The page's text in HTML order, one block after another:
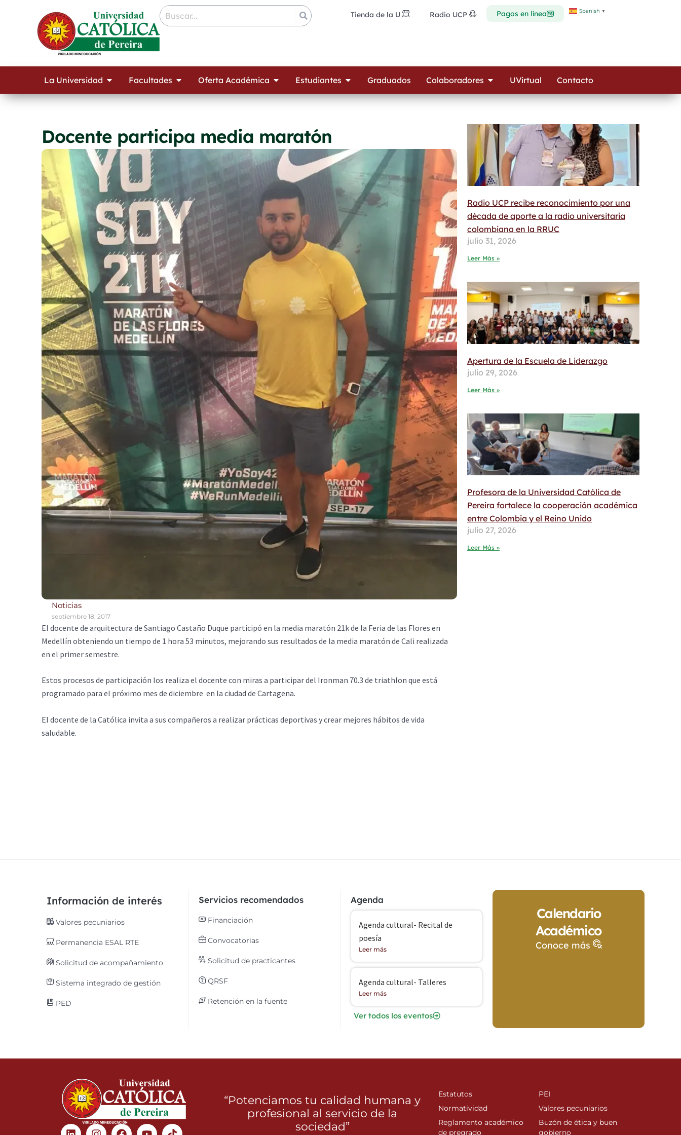
Tienda de la U Radio UCP Pagos en línea Spanish ▼
La Universidad Open La Universidad
Facultades Open Facultades
Oferta Académica Open Oferta Académica
Estudiantes Open Estudiantes
Graduados Colaboradores Open Colaboradores
UVirtual Contacto
Docente participa media maratón
Noticias
septiembre 18, 2017
El docente de arquitectura de Santiago Castaño Duque participó en la media maratón 21k de la Feria de las Flores en
Medellín obteniendo un tiempo de 1 hora 53 minutos, mejorando sus resultados de la media maratón de Cali realizada
en el primer semestre.
Estos procesos de participación los realiza el docente con miras a participar del Ironman 70.3 de triathlon que está
programado para el próximo mes de diciembre en la ciudad de Cartagena.
El docente de la Católica invita a sus compañeros a realizar prácticas deportivas y crear mejores hábitos de vida
saludable.
Radio UCP recibe reconocimiento por una
década de aporte a la radio universitaria
colombiana en la RRUC
julio 31, 2026
Leer Más »
Apertura de la Escuela de Liderazgo
julio 29, 2026
Leer Más »
Profesora de la Universidad Católica de
Pereira fortalece la cooperación académica
entre Colombia y el Reino Unido
julio 27, 2026
Leer Más »
Información de interés
Valores pecuniarios
Permanencia ESAL RTE
Solicitud de acompañamiento
Sistema integrado de gestión
PED
Servicios recomendados
Financiación
Convocatorias
Solicitud de practicantes
QRSF
Retención en la fuente
Agenda
Agenda cultural- Recital de
poesía
Leer más
Agenda cultural- Talleres
Leer más
Ver todos los eventos
Calendario
Académico
Conoce más
LinkedinInstagram
Facebook
Youtube
“Potenciamos tu calidad humana y
profesional al servicio de la
sociedad”
Estatutos
Normatividad
Reglamento académico
de pregrado
PEI
Valores pecuniarios
Buzón de ética y buen
gobierno